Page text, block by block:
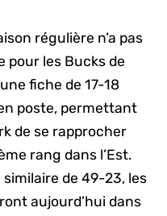
régulière n’a pas
les Bucks de
fiche de 17-18
poste, permettant
de se rapprocher
rang dans l’Est.
de 49-23, les
aujourd’hui dans